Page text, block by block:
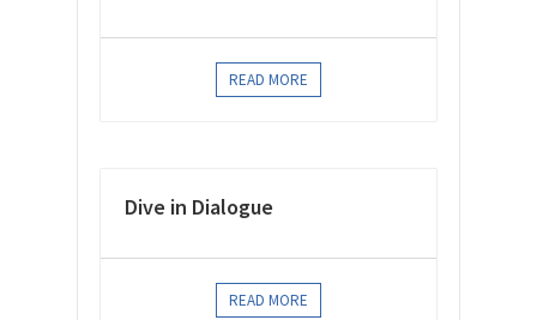
READ MORE
Dive in Dialogue
READ MORE